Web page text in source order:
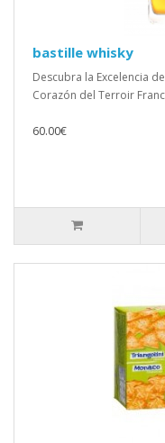
bastille whisky
Descubra la Excelencia
Corazón del Terroir
60.00€